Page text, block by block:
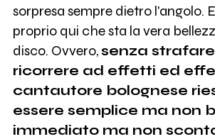
sorpresa sempre dietro l'angolo.
proprio qui che sta la vera
disco. Ovvero,senza
ricorrere ad effetti ed
cantautore bolognese
essere semplice ma non
immediato ma non